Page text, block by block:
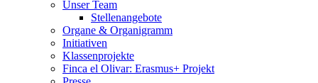
Unser Team
Stellenangebote
Organe & Organigramm
Initiativen
Klassenprojekte
Finca el Olivar: Erasmus+ Projekt